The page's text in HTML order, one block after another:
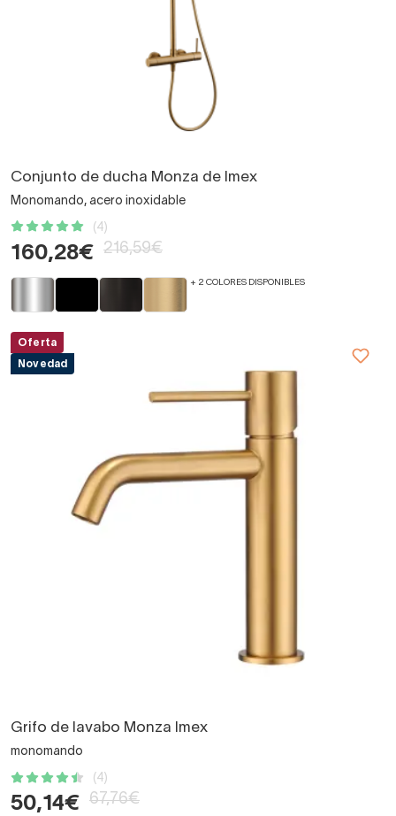
Conjunto de ducha Monza de Imex
Monomando, acero inoxidable
(4)
160,28€ 216,59€
+ 2 COLORES DISPONIBLES
Oferta
Novedad
Grifo de lavabo Monza Imex
monomando
(4)
50,14€ 67,76€